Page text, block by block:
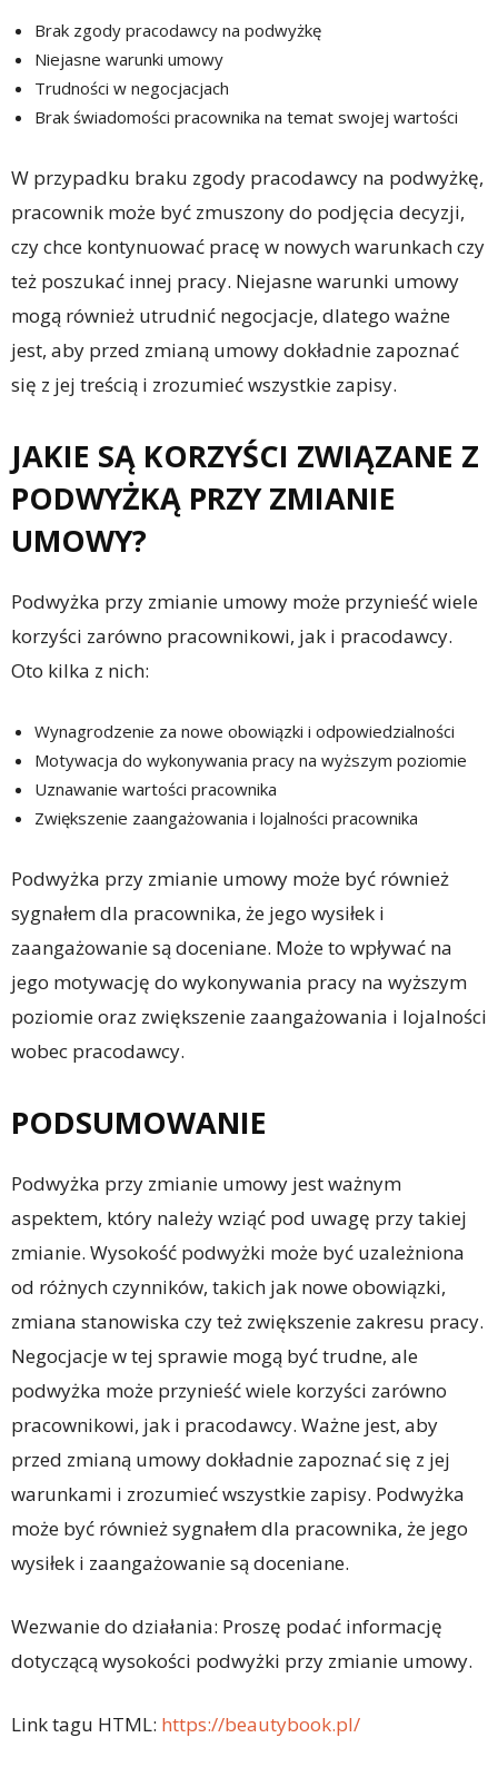
Brak zgody pracodawcy na podwyżkę
Niejasne warunki umowy
Trudności w negocjacjach
Brak świadomości pracownika na temat swojej wartości
W przypadku braku zgody pracodawcy na podwyżkę,
pracownik może być zmuszony do podjęcia decyzji,
czy chce kontynuować pracę w nowych warunkach czy
też poszukać innej pracy. Niejasne warunki umowy
mogą również utrudnić negocjacje, dlatego ważne
jest, aby przed zmianą umowy dokładnie zapoznać
się z jej treścią i zrozumieć wszystkie zapisy.
JAKIE SĄ KORZYŚCI ZWIĄZANE Z
PODWYŻKĄ PRZY ZMIANIE
UMOWY?
Podwyżka przy zmianie umowy może przynieść wiele
korzyści zarówno pracownikowi, jak i pracodawcy.
Oto kilka z nich:
Wynagrodzenie za nowe obowiązki i odpowiedzialności
Motywacja do wykonywania pracy na wyższym poziomie
Uznawanie wartości pracownika
Zwiększenie zaangażowania i lojalności pracownika
Podwyżka przy zmianie umowy może być również
sygnałem dla pracownika, że jego wysiłek i
zaangażowanie są doceniane. Może to wpływać na
jego motywację do wykonywania pracy na wyższym
poziomie oraz zwiększenie zaangażowania i lojalności
wobec pracodawcy.
PODSUMOWANIE
Podwyżka przy zmianie umowy jest ważnym
aspektem, który należy wziąć pod uwagę przy takiej
zmianie. Wysokość podwyżki może być uzależniona
od różnych czynników, takich jak nowe obowiązki,
zmiana stanowiska czy też zwiększenie zakresu pracy.
Negocjacje w tej sprawie mogą być trudne, ale
podwyżka może przynieść wiele korzyści zarówno
pracownikowi, jak i pracodawcy. Ważne jest, aby
przed zmianą umowy dokładnie zapoznać się z jej
warunkami i zrozumieć wszystkie zapisy. Podwyżka
może być również sygnałem dla pracownika, że jego
wysiłek i zaangażowanie są doceniane.
Wezwanie do działania: Proszę podać informację
dotyczącą wysokości podwyżki przy zmianie umowy.
Link tagu HTML: https://beautybook.pl/